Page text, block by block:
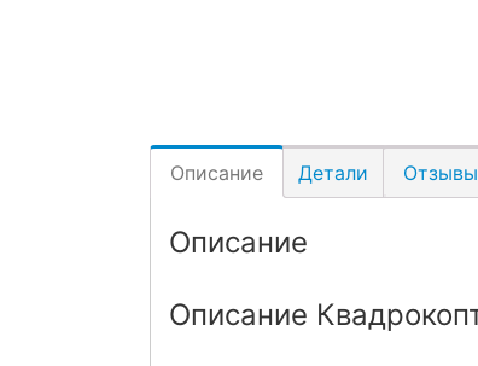
Описание Детали
Описание
Описание